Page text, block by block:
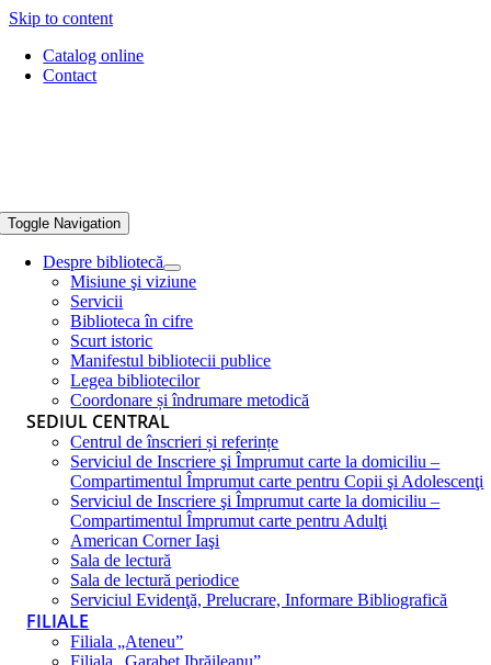
Skip to content
Catalog online
Contact
Toggle Navigation
Despre bibliotecă
Misiune şi viziune
Servicii
Biblioteca în cifre
Scurt istoric
Manifestul bibliotecii publice
Legea bibliotecilor
Coordonare și îndrumare metodică
SEDIUL CENTRAL
Centrul de înscrieri și referințe
Serviciul de Inscriere şi Împrumut carte la domiciliu –
Compartimentul Împrumut carte pentru Copii şi Adolescenţi
Serviciul de Inscriere şi Împrumut carte la domiciliu –
Compartimentul Împrumut carte pentru Adulţi
American Corner Iaşi
Sala de lectură
Sala de lectură periodice
Serviciul Evidenţă, Prelucrare, Informare Bibliografică
FILIALE
Filiala „Ateneu”
Filiala „Garabet Ibrăileanu”